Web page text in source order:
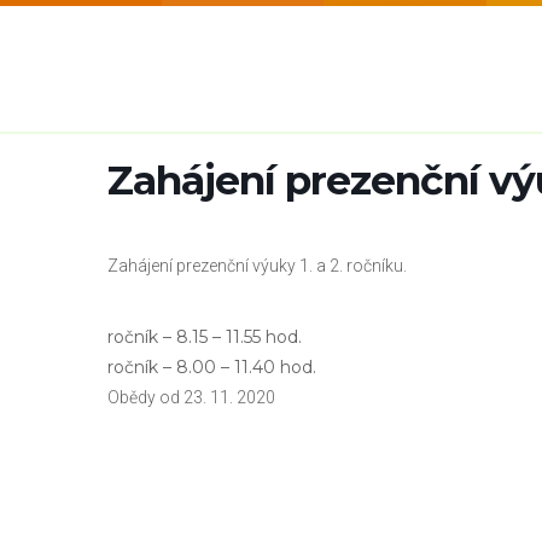
Zahájení prezenční
Zahájení prezenční výuky 1. a 2. ročníku.
ročník – 8.15 – 11.55 hod.
ročník – 8.00 – 11.40 hod.
Obědy od 23. 11. 2020